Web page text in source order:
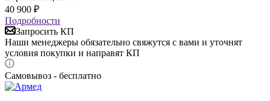
40 900 ₽
Подробности
Запросить КП
Наши менеджеры обязательно свяжутся с вами и уточнят
условия покупки и направят КП
Самовывоз - бесплатно